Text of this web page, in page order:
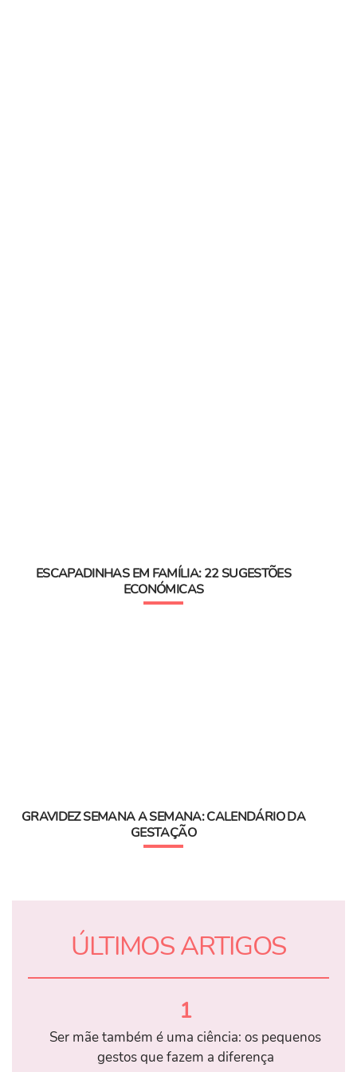
ESCAPADINHAS EM FAMÍLIA: 22 SUGESTÕES
ECONÓMICAS
GRAVIDEZ SEMANA A SEMANA: CALENDÁRIO DA
GESTAÇÃO
ÚLTIMOS ARTIGOS
1
Ser mãe também é uma ciência: os pequenos
gestos que fazem a diferença